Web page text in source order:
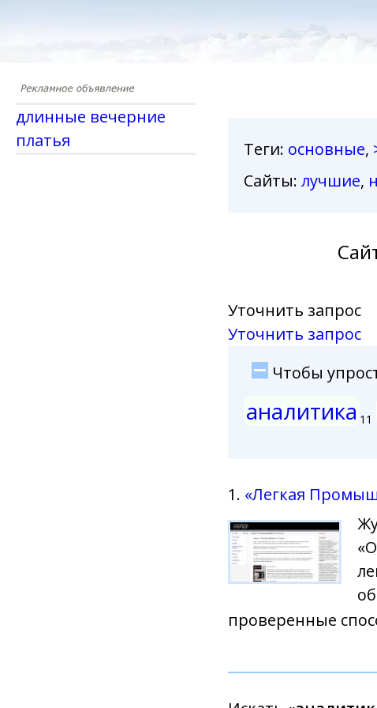
длинные вечерние
платья
Теги: основные,
Сайты: лучшие,
Уточнить запрос
Уточнить запрос
Чтобы
аналитика 11
1. «Легкая
проверенные